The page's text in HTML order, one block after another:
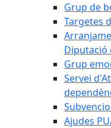
Grup de
Targetes
Diputació
Grup
Servei
Ajudes